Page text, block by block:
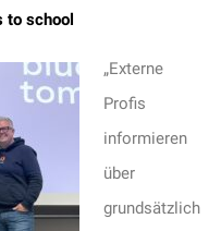
to school
„Externe
Profis
informieren
über
grundsätzlich